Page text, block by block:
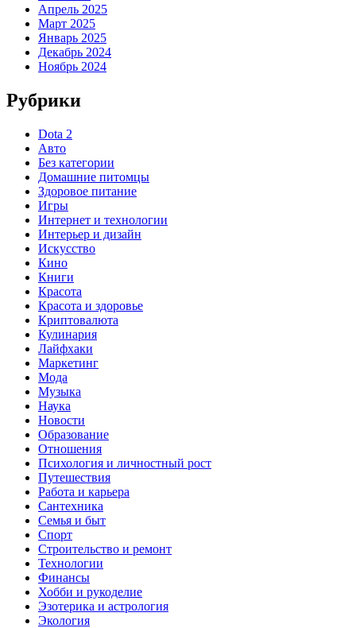
Апрель 2025
Март 2025
Январь 2025
Декабрь 2024
Ноябрь 2024
Рубрики
Dota 2
Авто
Без категории
Домашние питомцы
Здоровое питание
Игры
Интернет и технологии
Интерьер и дизайн
Искусство
Кино
Книги
Красота
Красота и здоровье
Криптовалюта
Кулинария
Лайфхаки
Маркетинг
Мода
Музыка
Наука
Новости
Образование
Отношения
Психология и личностный рост
Путешествия
Работа и карьера
Сантехника
Семья и быт
Спорт
Строительство и ремонт
Технологии
Финансы
Хобби и рукоделие
Эзотерика и астрология
Экология